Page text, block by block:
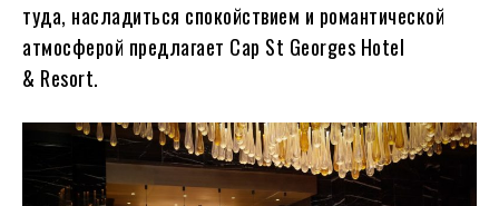
туда, насладиться спокойствием и романтической
атмосферой предлагает Cap St Georges Hotel
& Resort.